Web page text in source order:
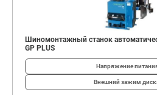
Шиномонтажный станок
GP PLUS
Напряжение
Внешний зажим